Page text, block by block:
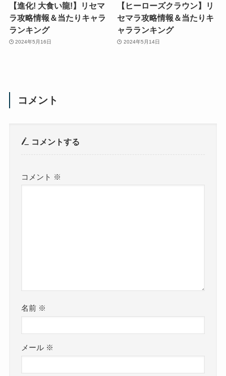
【進化! 大食い龍!】リセマ
ラ攻略情報＆当たりキャラ
ランキング
2024年5月16日
【ヒーローズクラウン】リ
セマラ攻略情報＆当たりキ
ャラランキング
2024年5月14日
コメント
コメントする
コメント ※
名前 ※
メール ※